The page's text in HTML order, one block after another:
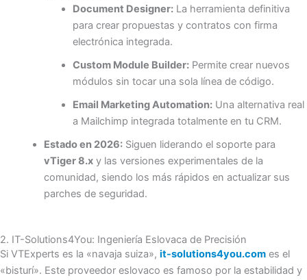
Document Designer:La herramienta definitiva
para crear propuestas y contratos con firma
electrónica integrada.
Custom Module Builder:Permite crear nuevos
módulos sin tocar una sola línea de código.
Email Marketing Automation:Una alternativa real
a Mailchimp integrada totalmente en tu CRM.
Estado en 2026:Siguen liderando el soporte para
vTiger 8.xy las versiones experimentales de la
comunidad, siendo los más rápidos en actualizar sus
parches de seguridad.
2. IT-Solutions4You: Ingeniería Eslovaca de Precisión
Si VTExperts es la «navaja suiza», it-solutions4you.com es el
«bisturí». Este proveedor eslovaco es famoso por la estabilidad y